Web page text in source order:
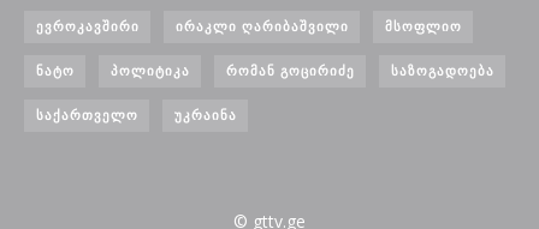
ᲔᲕᲠᲝᲙᲐᲕᲨᲘᲠᲘ ᲘᲠᲐᲙᲚᲘ ᲦᲐᲠᲘᲑᲐᲨᲕᲘᲚᲘ ᲛᲡᲝᲤᲚᲘᲝ
ᲜᲐᲢᲝ ᲞᲝᲚᲘᲢᲘᲙᲐ ᲠᲝᲛᲐᲜ ᲒᲝᲪᲘᲠᲘᲫᲔ ᲡᲐᲖᲝᲒᲐᲓᲝᲔᲑᲐ
ᲡᲐᲥᲐᲠᲗᲕᲔᲚᲝ ᲣᲙᲠᲐᲘᲜᲐ
© gttv.ge